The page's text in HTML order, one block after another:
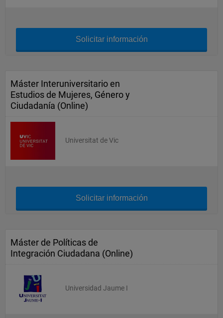
Solicitar información
Máster Interuniversitario en
Estudios de Mujeres, Género y
Ciudadanía (Online)
Universitat de Vic
Solicitar información
Máster de Políticas de
Integración Ciudadana (Online)
Universidad Jaume I